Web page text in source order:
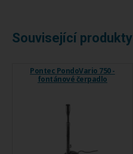
Související produkty
Pontec PondoVario 750 -
fontánové čerpadlo